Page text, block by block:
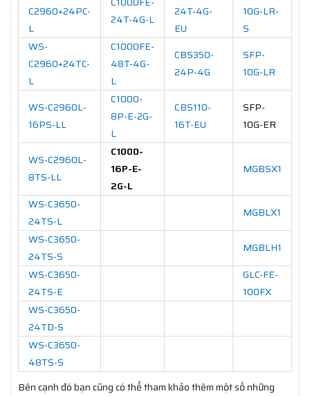
C2960+24PC-
L
24T-4G-L
24T-4G-
EU
10G-LR-
S
WS-
C2960+24TC-
L
C1000FE-
48T-4G-
L
CBS350-
24P-4G
SFP-
10G-LR
WS-C2960L-
16PS-LL
C1000-
8P-E-2G-
L
CBS110-
16T-EU
SFP-
10G-ER
WS-C2960L-
8TS-LL
C1000-
16P-E-
2G-L
MGBSX1
WS-C3650-
24TS-L
MGBLX1
WS-C3650-
24TS-S
MGBLH1
WS-C3650-
24TS-E
GLC-FE-
100FX
WS-C3650-
24TD-S
WS-C3650-
48TS-S
Bên cạnh đó bạn cũng có thể tham khảo thêm một số những